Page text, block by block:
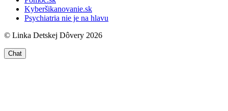
Kyberšikanovanie.sk
Psychiatria nie je na hlavu
© Linka Detskej Dôvery 2026